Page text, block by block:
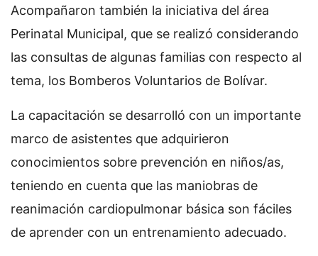
Acompañaron también la iniciativa del área
Perinatal Municipal, que se realizó considerando
las consultas de algunas familias con respecto al
tema, los Bomberos Voluntarios de Bolívar.
La capacitación se desarrolló con un importante
marco de asistentes que adquirieron
conocimientos sobre prevención en niños/as,
teniendo en cuenta que las maniobras de
reanimación cardiopulmonar básica son fáciles
de aprender con un entrenamiento adecuado.